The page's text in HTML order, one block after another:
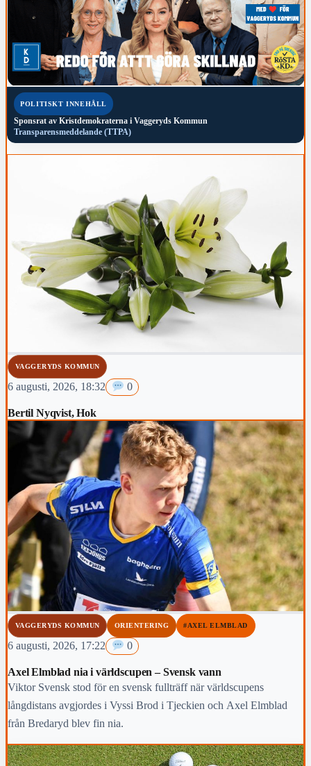
POLITISKT INNEHÅLL
Sponsrat av Kristdemokraterna i Vaggeryds Kommun
Transparensmeddelande (TTPA)
VAGGERYDS KOMMUN
6 augusti, 2026, 18:32 0
Bertil Nyqvist, Hok
VAGGERYDS KOMMUN ORIENTERING #AXEL ELMBLAD
6 augusti, 2026, 17:22 0
Axel Elmblad nia i världscupen – Svensk vann
Viktor Svensk stod för en svensk fullträff när världscupens
långdistans avgjordes i Vyssi Brod i Tjeckien och Axel Elmblad
från Bredaryd blev fin nia.